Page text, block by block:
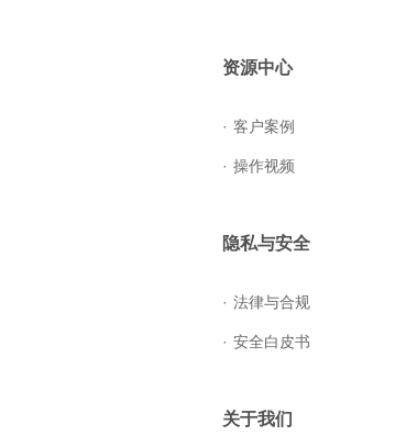
资源中心
· 客户案例
· 操作视频
隐私与安全
· 法律与合规
· 安全白皮书
关于我们